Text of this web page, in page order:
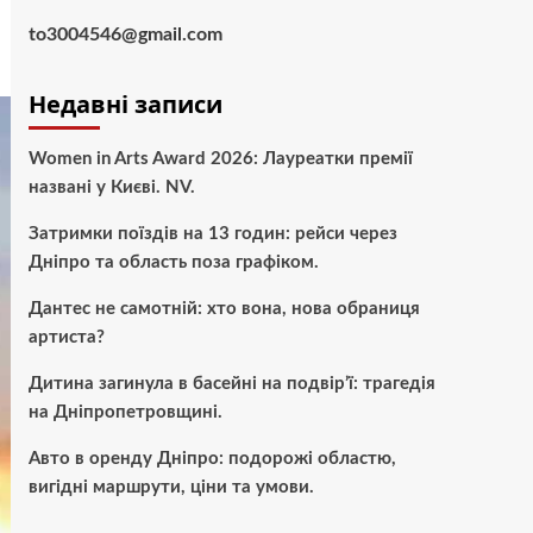
to3004546@gmail.com
Недавні записи
Women in Arts Award 2026: Лауреатки премії
названі у Києві. NV.
Затримки поїздів на 13 годин: рейси через
Дніпро та область поза графіком.
Дантес не самотній: хто вона, нова обраниця
артиста?
Дитина загинула в басейні на подвір’ї: трагедія
на Дніпропетровщині.
Авто в оренду Дніпро: подорожі областю,
вигідні маршрути, ціни та умови.